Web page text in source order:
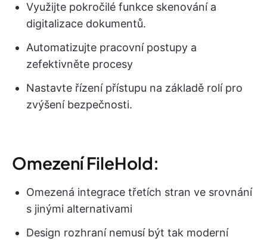
Využijte pokročilé funkce skenování a
digitalizace dokumentů.
Automatizujte pracovní postupy a
zefektivněte procesy
Nastavte řízení přístupu na základě rolí pro
zvýšení bezpečnosti.
Omezení FileHold:
Omezená integrace třetích stran ve srovnání
s jinými alternativami
Design rozhraní nemusí být tak moderní